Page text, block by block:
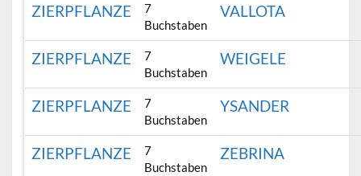
ZIERPFLANZE
7
Buchstaben
VALLOTA
ZIERPFLANZE
7
Buchstaben
WEIGELE
ZIERPFLANZE
7
Buchstaben
YSANDER
ZIERPFLANZE
7
Buchstaben
ZEBRINA